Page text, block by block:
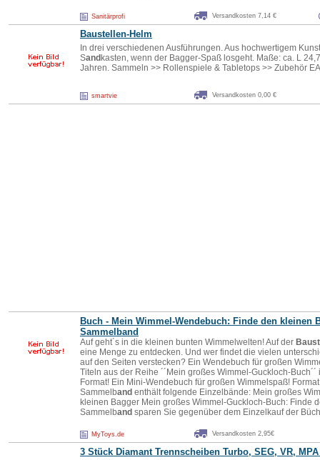
Sanitärprofi Versandkosten 7,14 €
Baustellen-Helm
In drei verschiedenen Ausführungen. Aus hochwertigem
Sand kasten, wenn der Bagger-Spaß losgeht. Maße: ca. L
Jahren. Sammeln >> Rollenspiele & Tabletops >> Zubehör
smartvie Versandkosten 0,00 €
Buch - Mein Wimmel-Wendebuch: Finde den kleinen
Sammelband
Auf geht´s in die kleinen bunten Wimmelwelten! Auf der
eine Menge zu entdecken. Und wer findet die vielen
auf den Seiten verstecken? Ein Wendebuch für großen
Titeln aus der Reihe ´´Mein großes Wimmel-Guckloch-
Format! Ein Mini-Wendebuch für großen Wimmelspaß!
Sammelband enthält folgende Einzelbände: Mein großes
kleinen Bagger Mein großes Wimmel-Guckloch-Buch: Finde
Sammelband sparen Sie gegenüber dem Einzelkauf der
MyToys.de Versandkosten 2,95€
3 Stück Diamant Trennscheiben Turbo, SEG, VR,